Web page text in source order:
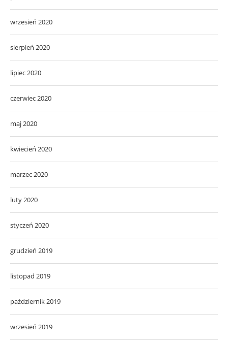
wrzesień 2020
sierpień 2020
lipiec 2020
czerwiec 2020
maj 2020
kwiecień 2020
marzec 2020
luty 2020
styczeń 2020
grudzień 2019
listopad 2019
październik 2019
wrzesień 2019